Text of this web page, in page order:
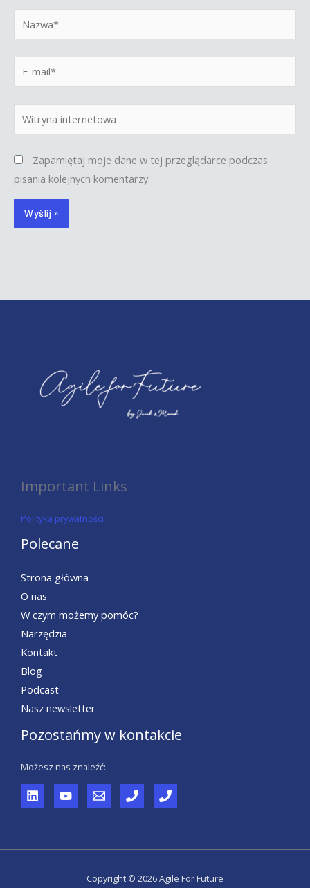
mail*
internetowa
Zapamiętaj moje dane w tej przeglądarce podczas
pisania kolejnych komentarzy.
Important Links
Polityka prywatności
Polecane
Strona główna
O nas
W czym możemy pomóc?
Narzędzia
Kontakt
Blog
Podcast
Nasz newsletter
Pozostańmy w kontakcie
Możesz nas znaleźć:
Copyright © 2026 Agile For Future